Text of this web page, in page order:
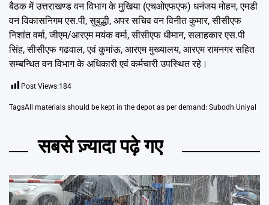
बैठक में उत्तराखण्ड वन विभाग के मुखिया (एचओएफएफ) धनंजय मोहन, एमडी
वन विकासनिगम एस.पी, सुबुद्धी, अपर सचिव वन विनीत कुमार, सीसीएफ
निशांत वर्मा, जीएम/आरएम मयंक वर्मा, सीसीएफ धीमान, सलाहकार एस.पी
सिंह, सीसीएफ गढवाल, एवं कुमांऊ, आरएम मुख्यालय, आरएम रामनगर सहित
सम्बन्धित वन विभाग के अधिकारी एवं कर्मचारी उपस्थित रहे।
Post Views:184
TagsAll materials should be kept in the depot as per demand: Subodh Uniyal
सबसे ज़्यादा पढ़े गए